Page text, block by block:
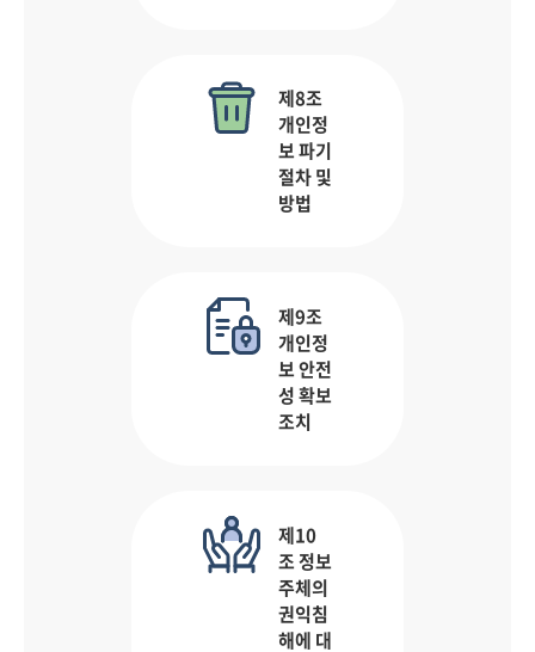
제8조
개인정
보 파기
절차 및
방법
제9조
개인정
보 안전
성 확보
조치
제10
조 정보
주체의
권익침
해에 대